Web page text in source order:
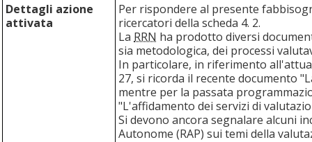
Dettagli azione
attivata
Per rispondere al presente
ricercatori della scheda 4. 2.
La RRN ha prodotto diversi
sia metodologica, dei processi
In particolare, in riferimento
27, si ricorda il recente documento
mentre per la passata
"L'affidamento dei servizi di
Si devono ancora segnalare alcuni
Autonome (RAP) sui temi della